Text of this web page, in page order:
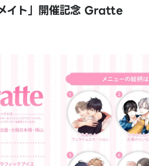
イト」開催記念 Gratte